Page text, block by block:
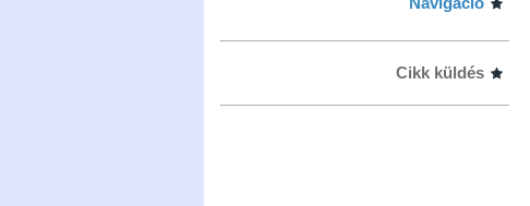
Cikk küldés